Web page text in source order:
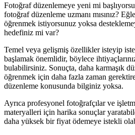
Fotoğraf düzenlemeye yeni mi
fotoğraf düzenleme uzmanı mısınız?
öğrenmek istiyorsunuz yoksa
hedefiniz mi var?
Temel veya gelişmiş özellikler isteyip
başlamak önemlidir, böylece
bulabilirsiniz. Sonuçta, daha karmaşık
öğrenmek için daha fazla zaman
düzenleme konusunda bilginiz yoksa.
Ayrıca profesyonel fotoğrafçılar ve
materyalleri için harika sonuçlar
daha yüksek bir fiyat ödemeye istekli